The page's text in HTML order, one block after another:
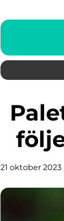
Palettblad katt: Den perfekta
21 oktober 2023